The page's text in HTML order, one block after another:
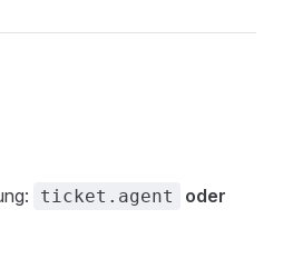
ticket.agent oder